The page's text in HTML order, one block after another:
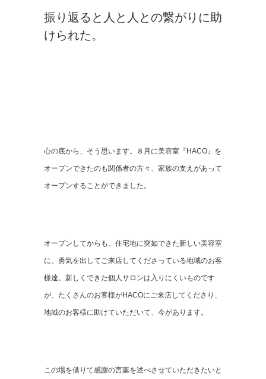
振り返ると人と人との繋がりに助
けられた。
心の底から、そう思います。８月に美容室『HACO』を
オープンできたのも関係者の方々、家族の支えがあって
オープンすることができました。
オープンしてからも、住宅地に突如できた新しい美容室
に、勇気を出してご来店してくださっている地域のお客
様達。新しくできた個人サロンは入りにくいものです
が、たくさんのお客様がHACOにご来店してくださり、
地域のお客様に助けていただいて、今があります。
この場を借りて感謝の言葉を述べさせていただきたいと